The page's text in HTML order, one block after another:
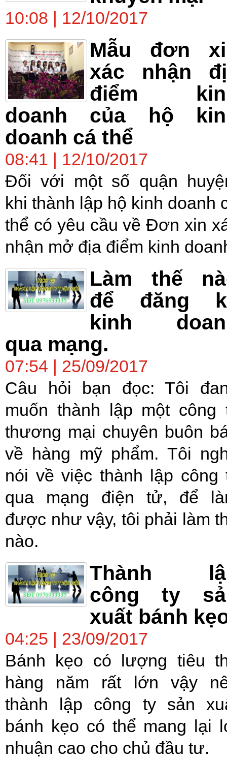
10:08 | 12/10/2017
Mẫu đơn
xác nhận
điểm
doanh của hộ
doanh cá thể
08:41 | 12/10/2017
Đối với một số quận
khi thành lập hộ kinh doanh
thể có yêu cầu về Đơn xin
nhận mở địa điểm kinh
Làm thế
để đăng
kinh
qua mạng.
07:54 | 25/09/2017
Câu hỏi bạn đọc: Tôi
muốn thành lập một công
thương mại chuyên buôn
về hàng mỹ phẩm. Tôi
nói về việc thành lập công
qua mạng điện tử, để
được như vậy, tôi phải làm
nào.
Thành
công ty
xuất bánh
04:25 | 23/09/2017
Bánh kẹo có lượng tiêu
hàng năm rất lớn vậy
thành lập công ty sản
bánh kẹo có thể mang lại
nhuận cao cho chủ đầu tư.